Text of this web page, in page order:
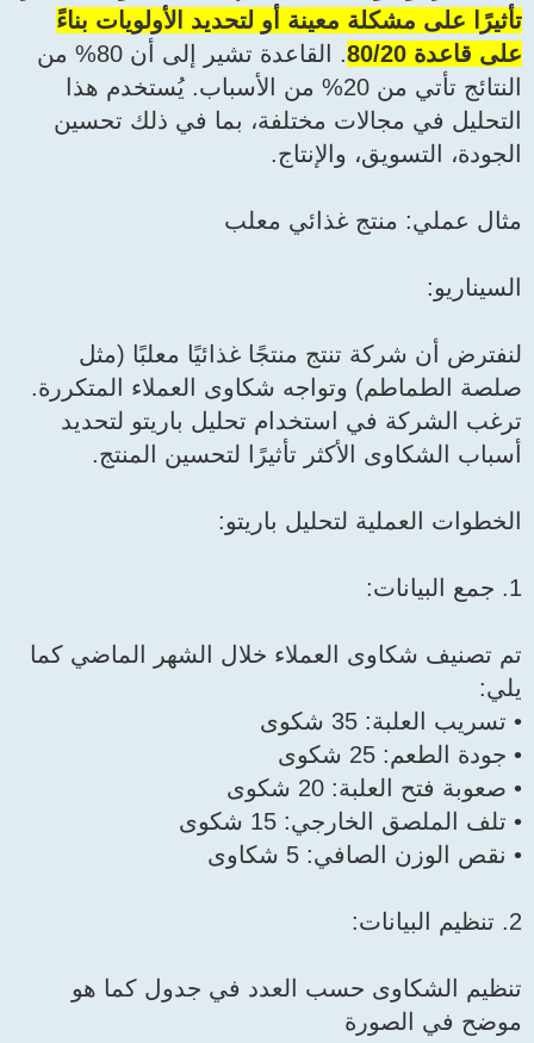
تأثيرًا على مشكلة معينة أو لتحديد الأولويات بناءً
على قاعدة 80/20
. القاعدة تشير إلى أن 80% من
النتائج تأتي من 20% من الأسباب. يُستخدم هذا
التحليل في مجالات مختلفة، بما في ذلك تحسين
الجودة، التسويق، والإنتاج.
مثال عملي: منتج غذائي معلب
السيناريو:
لنفترض أن شركة تنتج منتجًا غذائيًا معلبًا (مثل
صلصة الطماطم) وتواجه شكاوى العملاء المتكررة.
ترغب الشركة في استخدام تحليل باريتو لتحديد
أسباب الشكاوى الأكثر تأثيرًا لتحسين المنتج.
الخطوات العملية لتحليل باريتو:
1. جمع البيانات:
تم تصنيف شكاوى العملاء خلال الشهر الماضي كما
يلي:
• تسريب العلبة: 35 شكوى
• جودة الطعم: 25 شكوى
• صعوبة فتح العلبة: 20 شكوى
• تلف الملصق الخارجي: 15 شكوى
• نقص الوزن الصافي: 5 شكاوى
2. تنظيم البيانات:
تنظيم الشكاوى حسب العدد في جدول كما هو
موضح في الصورة